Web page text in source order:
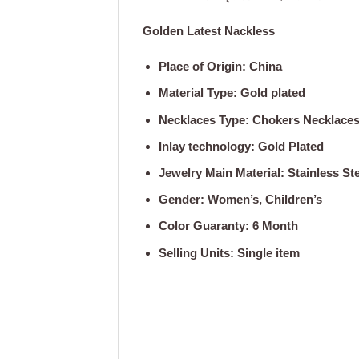
Golden Latest Nackless
Place of Origin: China
Material Type: Gold plated
Necklaces Type: Chokers Necklaces
Inlay technology: Gold Plated
Jewelry Main Material: Stainless
Gender: Women’s, Children’s
Color Guaranty: 6 Month
Selling Units: Single item